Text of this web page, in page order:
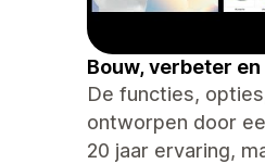
Bouw, verbeter
De functies,
ontworpen door
20 jaar ervaring,